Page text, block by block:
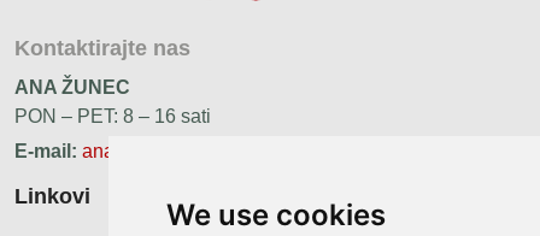
We use cookies
Kontaktirajte nas
ANA ŽUNEC
PON – PET: 8 – 16 sati
E-mail: ana.zunec@ac-group.hr
Linkovi